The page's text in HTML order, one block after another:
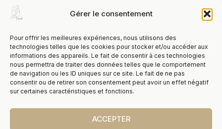
Gérer le consentement
Pour offrir les meilleures expériences, nous utilisons des
technologies telles que les cookies pour stocker et/ou accéder aux
informations des appareils. Le fait de consentir à ces technologies
nous permettra de traiter des données telles que le comportement
de navigation ou les ID uniques sur ce site. Le fait de ne pas
consentir ou de retirer son consentement peut avoir un effet négatif
sur certaines caractéristiques et fonctions.
ACCEPTER
Backflow Cônes Satya Chakra